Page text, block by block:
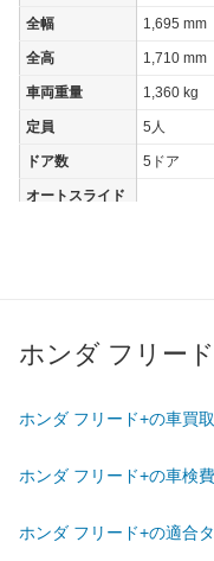
全幅 1,695 mm
全高 1,710 mm
車両重量 1,360 kg
定員 5人
ドア数 5ドア
オートスライド
過給機
前輪サイズ 185/
燃費
ホンダ フリー
ホンダ フリード+の車買
ホンダ フリード+の車検
ホンダ フリード+の適合